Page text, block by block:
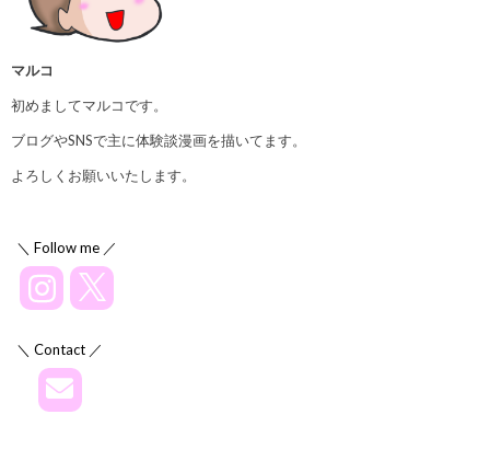
マルコ
初めましてマルコです。
ブログやSNSで主に体験談漫画を描いてます。
よろしくお願いいたします。
＼ Follow me ／
＼ Contact ／